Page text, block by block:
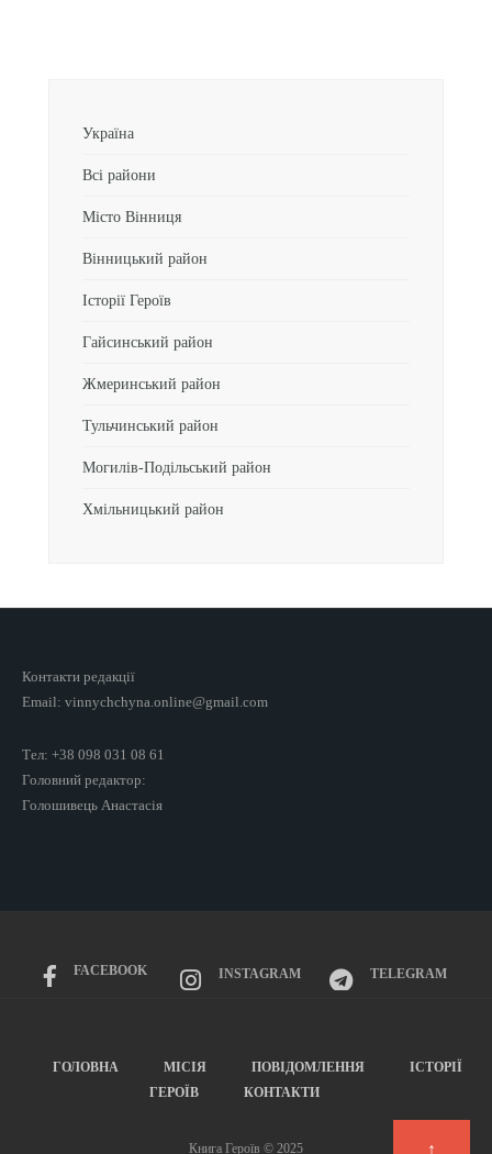
Україна
Всі райони
Місто Вінниця
Вінницький район
Історії Героїв
Гайсинський район
Жмеринський район
Тульчинський район
Могилів-Подільський район
Хмільницький район
Контакти редакції
Email: vinnychchyna.online@gmail.com
Тел: +38 098 031 08 61
Головний редактор:
Голошивець Анастасія
FACEBOOK INSTAGRAM TELEGRAM
ГОЛОВНА МІСІЯ ПОВІДОМЛЕННЯ
ІСТОРІЇ
ГЕРОЇВ
КОНТАКТИ
Книга Героїв © 2025 ↑